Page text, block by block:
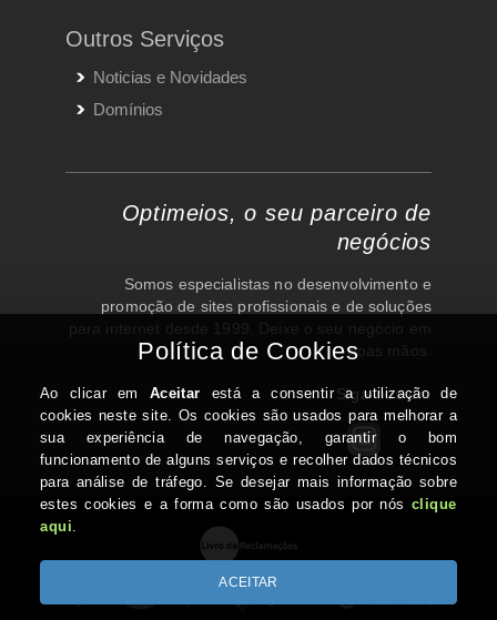
Outros Serviços
Noticias e Novidades
Domínios
Optimeios, o seu parceiro de
negócios
Somos especialistas no desenvolvimento e
promoção de sites profissionais e de soluções
boas mãos.
Siga-nos em